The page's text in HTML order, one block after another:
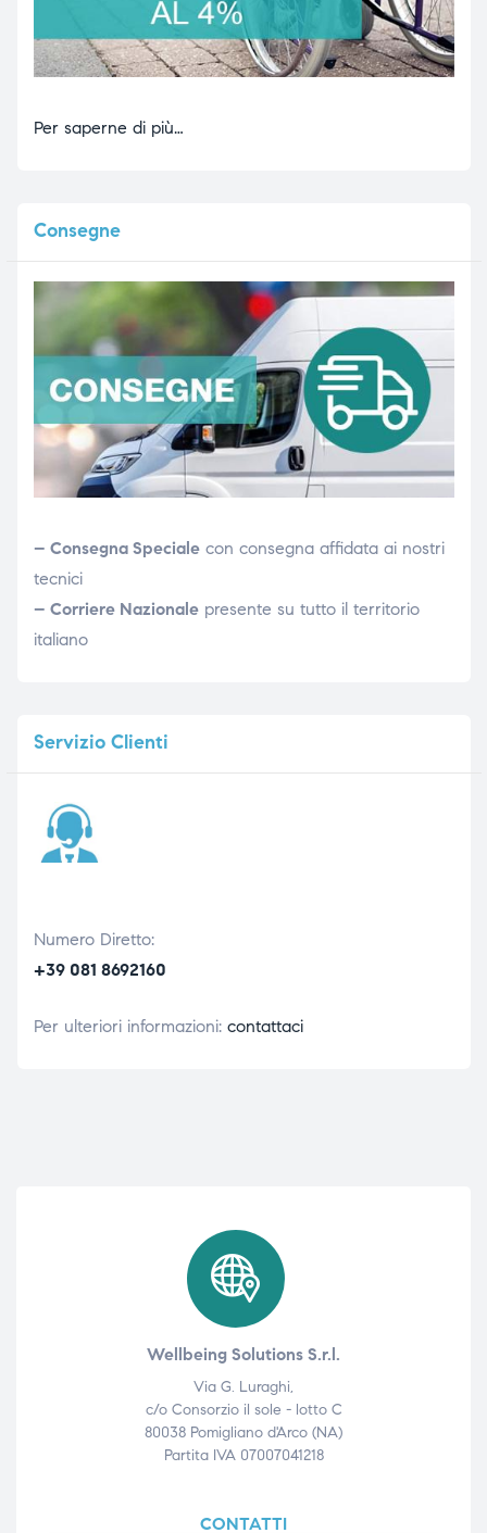
Per saperne di più…
Consegne
– Consegna Specialecon consegna affidata ai nostri
tecnici
– Corriere Nazionalepresente su tutto il territorio
italiano
ServizioClienti
Numero Diretto:
+39 081 8692160
Per ulteriori informazioni: contattaci
Wellbeing Solutions S.r.l.
Via G. Luraghi,
c/o Consorzio il sole - lotto C
80038 Pomigliano d'Arco (NA)
Partita IVA 07007041218
CONTATTI